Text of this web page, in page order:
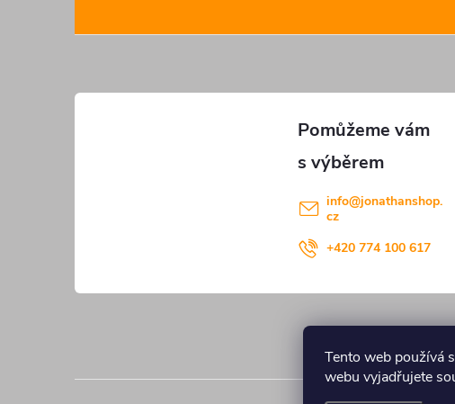
Tento web používá
webu vyjadřujete
info@jonathanshop.
cz
+420 774 100 617